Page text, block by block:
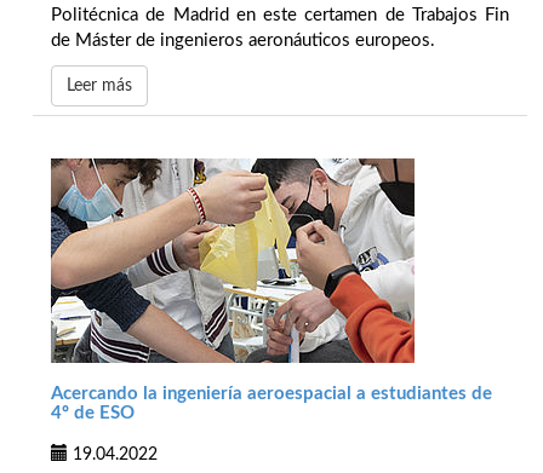
Politécnica de Madrid en este certamen de Trabajos Fin
de Máster de ingenieros aeronáuticos europeos.
Leer más
Acercando la ingeniería aeroespacial a estudiantes de
4º de ESO
19.04.2022